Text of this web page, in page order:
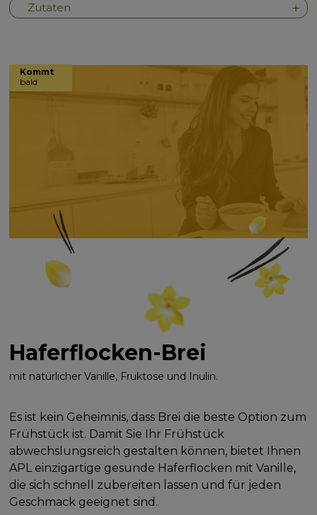
Zutaten
Kommt
bald
Haferflocken-Brei
mit natürlicher Vanille, Fruktose und Inulin.
Es ist kein Geheimnis, dass Brei die beste Option zum
Frühstück ist. Damit Sie Ihr Frühstück
abwechslungsreich gestalten können, bietet Ihnen
APL einzigartige gesunde Haferflocken mit Vanille,
die sich schnell zubereiten lassen und für jeden
Geschmack geeignet sind.